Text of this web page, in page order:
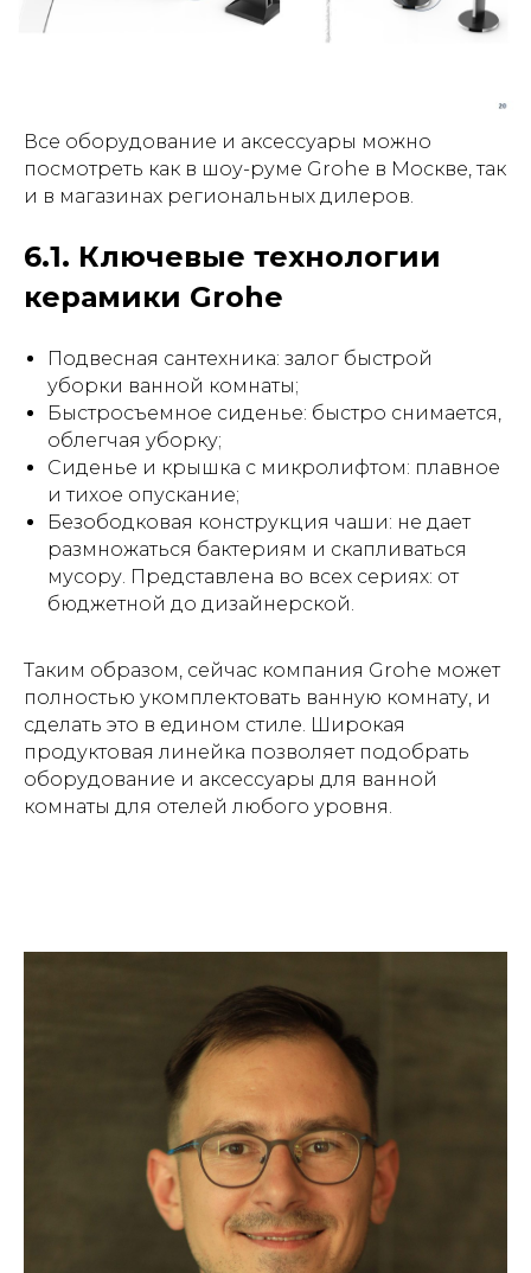
Все оборудование и аксессуары можно
посмотреть как в шоу-руме Grohe в Москве, так
и в магазинах региональных дилеров.
6.1. Ключевые технологии
керамики Grohe
Подвесная сантехника: залог быстрой
уборки ванной комнаты;
Быстросъемное сиденье: быстро снимается,
облегчая уборку;
Сиденье и крышка с микролифтом: плавное
и тихое опускание;
Безободковая конструкция чаши: не дает
размножаться бактериям и скапливаться
мусору. Представлена во всех сериях: от
бюджетной до дизайнерской.
Таким образом, сейчас компания Grohe может
полностью укомплектовать ванную комнату, и
сделать это в едином стиле. Широкая
продуктовая линейка позволяет подобрать
оборудование и аксессуары для ванной
комнаты для отелей любого уровня.